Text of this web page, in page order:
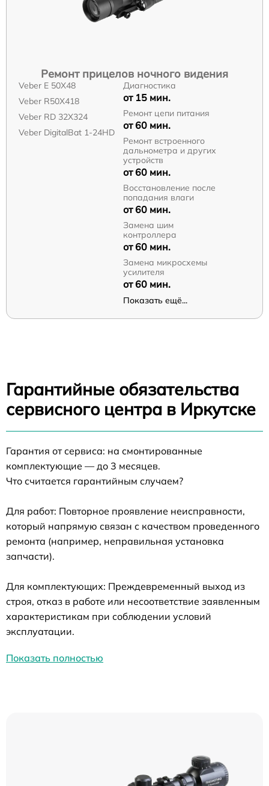
Ремонт прицелов ночного видения
Veber E 50X48
Veber R50X418
Veber RD 32X324
Veber DigitalBat 1-24HD
Диагностика
от 15 мин.
Ремонт цепи питания
от 60 мин.
Ремонт встроенного
дальнометра и других
устройств
от 60 мин.
Восстановление после
попадания влаги
от 60 мин.
Замена шим
контроллера
от 60 мин.
Замена микросхемы
усилителя
от 60 мин.
Показать ещё...
Гарантийные обязательства
сервисного центра в Иркутске
Гарантия от сервиса: на смонтированные
комплектующие — до 3 месяцев.
Что считается гарантийным случаем?
Для работ: Повторное проявление неисправности,
который напрямую связан с качеством проведенного
ремонта (например, неправильная установка
запчасти).
Для комплектующих: Преждевременный выход из
строя, отказ в работе или несоответствие заявленным
характеристикам при соблюдении условий
эксплуатации.
Показать полностью